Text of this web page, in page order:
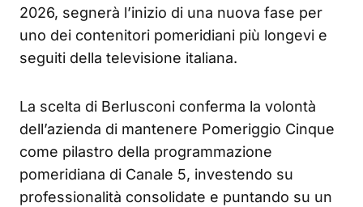
2026, segnerà l’inizio di una nuova fase per
uno dei contenitori pomeridiani più longevi e
seguiti della televisione italiana.
La scelta di Berlusconi conferma la volontà
dell’azienda di mantenere Pomeriggio Cinque
come pilastro della programmazione
pomeridiana di Canale 5, investendo su
professionalità consolidate e puntando su un